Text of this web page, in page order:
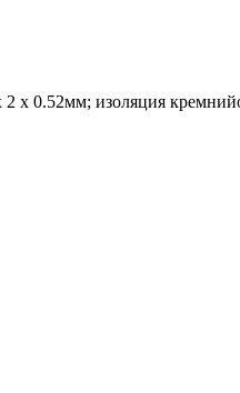
0.52мм; изоляция